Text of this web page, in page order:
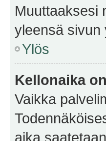
Muuttaaksesi
yleensä sivun
Ylös
Kellonaika
Vaikka
aika